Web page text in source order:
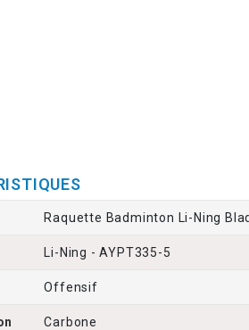
Raquette Badminton Li-Ning
Li-Ning - AYPT335-5
Offensif
Carbone